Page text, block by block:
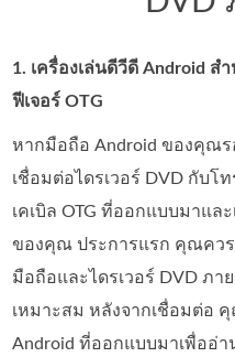
1. เครื่องเล่นดีวีดี Android
ฟีเจอร์ OTG
หากมือถือ Android ของคุณ
เชื่อมต่อไดรเวอร์ DVD กับ
เคเบิล OTG ที่ออกแบบมาแล
ของคุณ ประการแรก คุณควร
มือถือและไดรเวอร์ DVD ภา
เหมาะสม หลังจากเชื่อมต่อ
Android ที่ออกแบบมาเพื่ออ่